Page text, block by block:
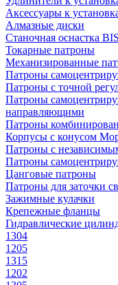
Аксессуары к
Алмазные диски
Станочная оснастка
Токарные патроны
Механизированные
Патроны
Патроны с точной
Патроны
направляющими
Патроны
Корпусы с конусом
Патроны с
Патроны
Цанговые патроны
Патроны для заточки
Зажимные кулачки
Крепежные фланцы
Гидравлические
1304
1205
1315
1202